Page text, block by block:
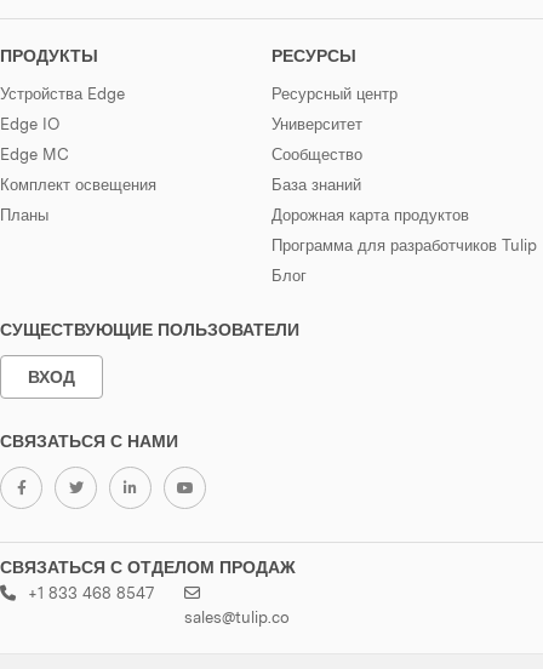
ПРОДУКТЫ
Устройства Edge
Edge IO
Edge MC
Комплект освещения
Планы
РЕСУРСЫ
Ресурсный центр
Университет
Сообщество
База знаний
Дорожная карта продуктов
Программа для разработчиков Tulip
Блог
СУЩЕСТВУЮЩИЕ ПОЛЬЗОВАТЕЛИ
ВХОД
СВЯЗАТЬСЯ С НАМИ
СВЯЗАТЬСЯ С ОТДЕЛОМ ПРОДАЖ
+1 833 468 8547
sales@tulip.co